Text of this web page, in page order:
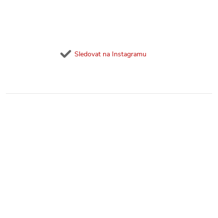
Sledovat na Instagramu